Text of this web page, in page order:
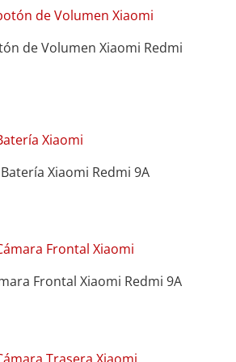
de Volumen Xiaomi Redmi
Xiaomi Redmi 9A
Frontal Xiaomi Redmi 9A